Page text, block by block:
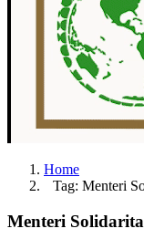
Home
Tag: Menteri
Menteri